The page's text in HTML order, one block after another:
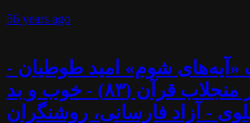
56 years ago
«آیه‌های شوم» امید طوطیان -
تلاوت آیاتی از منجلاب قرآن (۸۳) - خوب و بد
- آزاد فارسانی، روشنگران